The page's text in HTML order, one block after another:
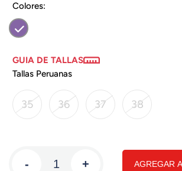
Colores:
GUIA DE TALLAS
Tallas Peruanas
35 36 37 38
- + AGREGAR